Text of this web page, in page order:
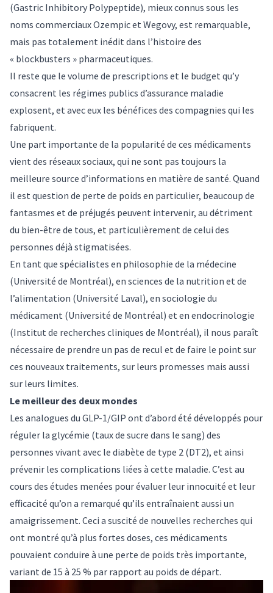
(Gastric Inhibitory Polypeptide), mieux connus sous les
noms commerciaux Ozempic et Wegovy, est remarquable,
mais pas totalement inédit dans l’histoire des
« blockbusters » pharmaceutiques.
Il reste que le volume de prescriptions et le budget qu’y
consacrent les régimes publics d’assurance maladie
explosent, et avec eux les bénéfices des compagnies qui les
fabriquent.
Une part importante de la popularité de ces médicaments
vient des réseaux sociaux, qui ne sont pas toujours la
meilleure source d’informations en matière de santé. Quand
il est question de perte de poids en particulier, beaucoup de
fantasmes et de préjugés peuvent intervenir, au détriment
du bien-être de tous, et particulièrement de celui des
personnes déjà stigmatisées.
En tant que spécialistes en philosophie de la médecine
(Université de Montréal), en sciences de la nutrition et de
l’alimentation (Université Laval), en sociologie du
médicament (Université de Montréal) et en endocrinologie
(Institut de recherches cliniques de Montréal), il nous paraît
nécessaire de prendre un pas de recul et de faire le point sur
ces nouveaux traitements, sur leurs promesses mais aussi
sur leurs limites.
Le meilleur des deux mondes
Les analogues du GLP-1/GIP ont d’abord été développés pour
réguler la glycémie (taux de sucre dans le sang) des
personnes vivant avec le diabète de type 2 (DT2), et ainsi
prévenir les complications liées à cette maladie. C’est au
cours des études menées pour évaluer leur innocuité et leur
efficacité qu’on a remarqué qu’ils entraînaient aussi un
amaigrissement. Ceci a suscité de nouvelles recherches qui
ont montré qu’à plus fortes doses, ces médicaments
pouvaient conduire à une perte de poids très importante,
variant de 15 à 25 % par rapport au poids de départ.